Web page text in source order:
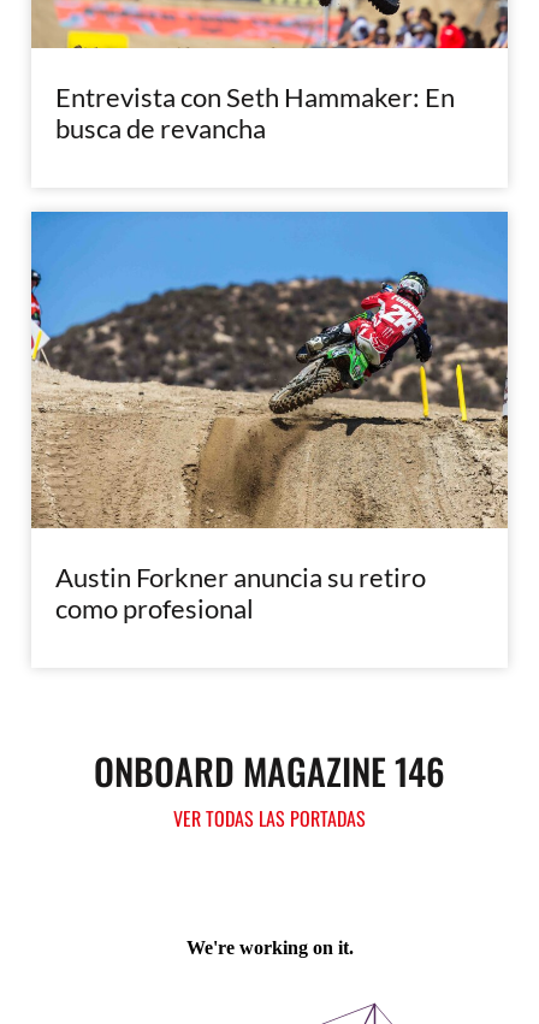
Entrevista con Seth Hammaker: En
busca de revancha
Austin Forkner anuncia su retiro
como profesional
ONBOARD MAGAZINE 146
VER TODAS LAS PORTADAS